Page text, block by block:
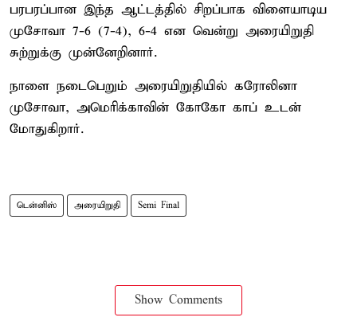
பரபரப்பான இந்த ஆட்டத்தில் சிறப்பாக விளையாடிய
முசோவா 7-6 (7-4), 6-4 என வென்று அரையிறுதி
சுற்றுக்கு முன்னேறினார்.
நாளை நடைபெறும் அரையிறுதியில் கரோலினா
முசோவா, அமெரிக்காவின் கோகோ காப் உடன்
மோதுகிறார்.
டென்னிஸ் அரையிறுதி Semi Final
Show Comments